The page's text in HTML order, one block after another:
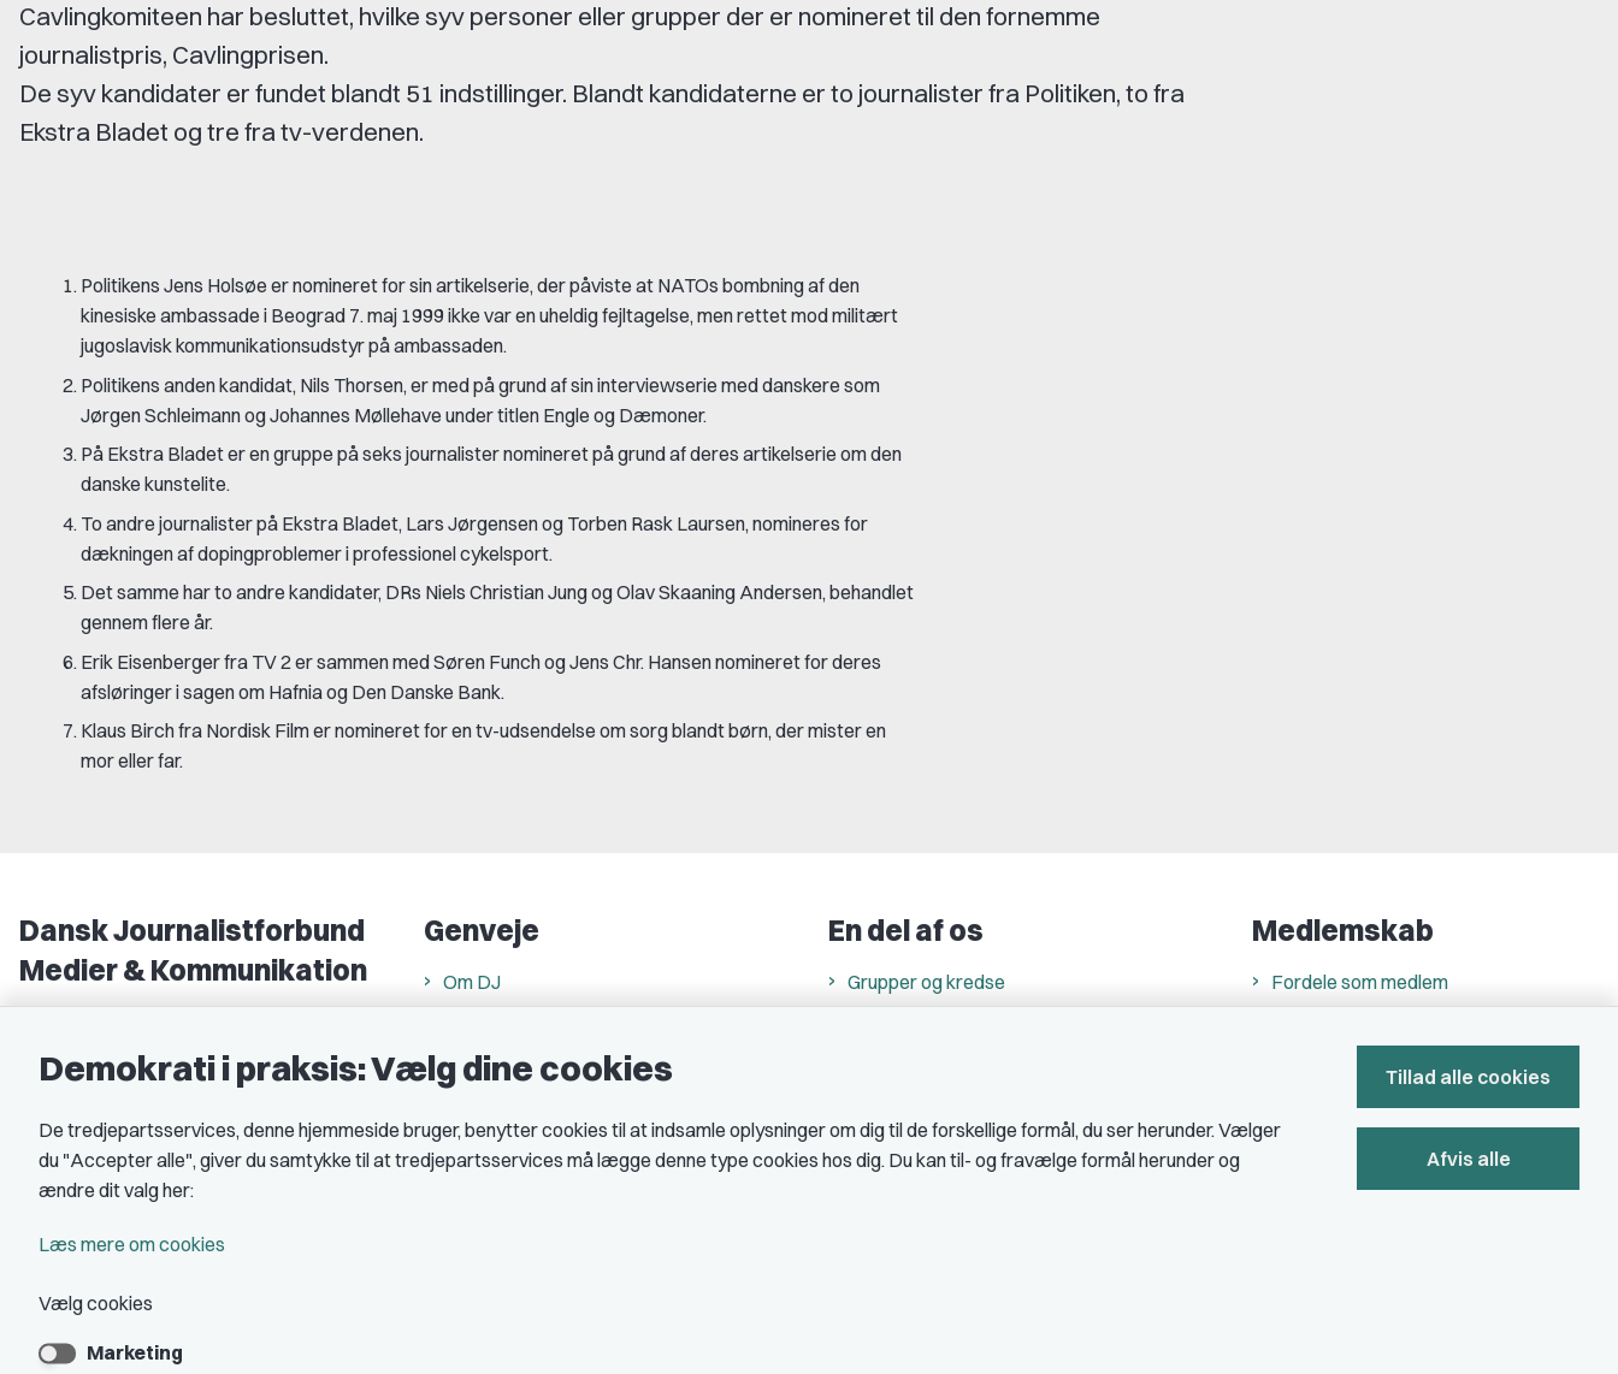
Cavlingkomiteen har besluttet, hvilke syv personer eller grupper der er nomineret til den fornemme
journalistpris, Cavlingprisen.
De syv kandidater er fundet blandt 51 indstillinger. Blandt kandidaterne er to journalister fra Politiken, to fra
Ekstra Bladet og tre fra tv-verdenen.
Politikens Jens Holsøe er nomineret for sin artikelserie, der påviste at NATOs bombning af den
kinesiske ambassade i Beograd 7. maj 1999 ikke var en uheldig fejltagelse, men rettet mod militært
jugoslavisk kommunikationsudstyr på ambassaden.
Politikens anden kandidat, Nils Thorsen, er med på grund af sin interviewserie med danskere som
Jørgen Schleimann og Johannes Møllehave under titlen Engle og Dæmoner.
På Ekstra Bladet er en gruppe på seks journalister nomineret på grund af deres artikelserie om den
danske kunstelite.
To andre journalister på Ekstra Bladet, Lars Jørgensen og Torben Rask Laursen, nomineres for
dækningen af dopingproblemer i professionel cykelsport.
Det samme har to andre kandidater, DRs Niels Christian Jung og Olav Skaaning Andersen, behandlet
gennem flere år.
Erik Eisenberger fra TV 2 er sammen med Søren Funch og Jens Chr. Hansen nomineret for deres
afsløringer i sagen om Hafnia og Den Danske Bank.
Klaus Birch fra Nordisk Film er nomineret for en tv-udsendelse om sorg blandt børn, der mister en
mor eller far.
Dansk Journalistforbund
Medier & Kommunikation
EAN nr.: 5790002490071
Kontakt DJ
Genveje
Om DJ
Find freelancer
Rettighedsmidler hos DJ
Åbnings- og telefontider
En del af os
Grupper og kredse
Medlemskab
Fordele som medlem
Bliv medlem
Demokrati i praksis: Vælg dine cookies
De tredjepartsservices, denne hjemmeside bruger, benytter cookies til at indsamle oplysninger om dig til de forskellige formål, du ser herunder. Vælger
du "Accepter alle", giver du samtykke til at tredjepartsservices må lægge denne type cookies hos dig. Du kan til- og fravælge formål herunder og
ændre dit valg her:
Læs mere om cookies
Vælg cookies
Marketing
Tillad alle cookies
Afvis alle